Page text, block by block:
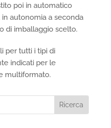
poi in automatico
autonomia a seconda
di imballaggio scelto.
per tutti i tipi di
indicati per le
multiformato.